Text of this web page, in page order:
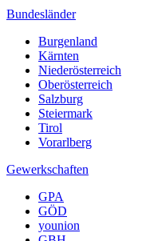
Bundesländer
Burgenland
Kärnten
Niederösterreich
Oberösterreich
Salzburg
Steiermark
Tirol
Vorarlberg
Gewerkschaften
GPA
GÖD
younion